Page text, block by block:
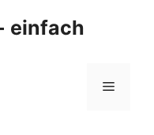
einfach
Menü